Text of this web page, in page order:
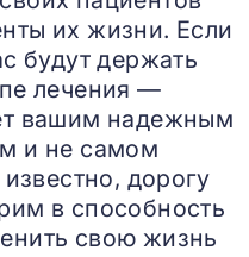
их жизни. Если
будут держать
лечения —
вашим надежным
и не самом
дорогу
в способность
свою жизнь